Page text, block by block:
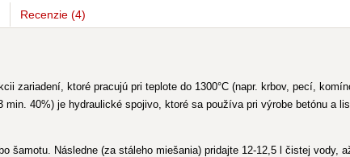
Recenzie (4)
zariadení, ktoré pracujú pri teplote do 1300°C (napr. krbov, pecí,
40%) je hydraulické spojivo, ktoré sa používa pri výrobe betónu a
šamotu. Následne (za stáleho miešania) pridajte 12-12,5 l čistej vody,